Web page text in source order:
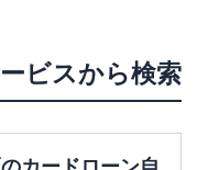
ビスから検索